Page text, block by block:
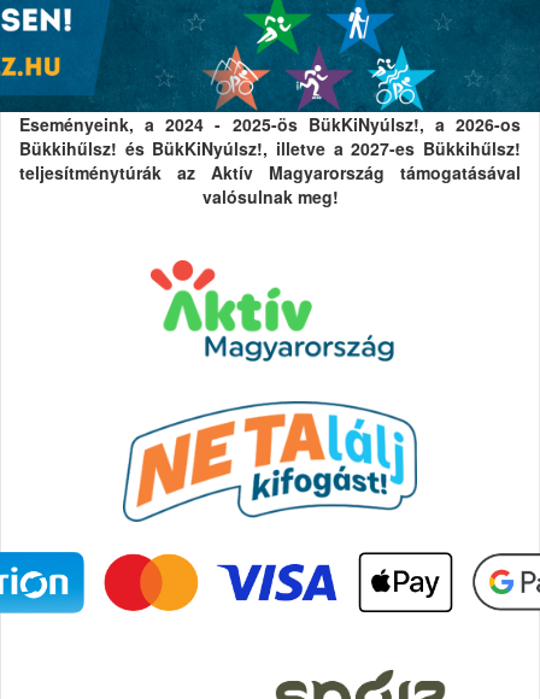
Eseményeink, a 2024 - 2025-ös BükKiNyúlsz!, a 2026-os
Bükkihűlsz! és BükKiNyúlsz!, illetve a 2027-es Bükkihűlsz!
teljesítménytúrák az Aktív Magyarország támogatásával
valósulnak meg!